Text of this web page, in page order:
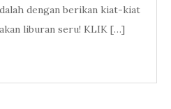
dengan berikan kiat-kiat
liburan seru! KLIK […]